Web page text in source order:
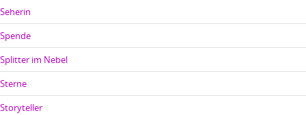
Seherin
Spende
Splitter im Nebel
Sterne
Storyteller